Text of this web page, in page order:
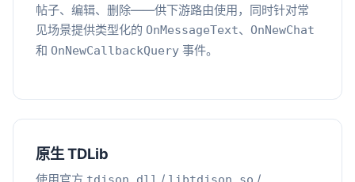
帖子、编辑、删除——供下游路由使用，同时针对常
见场景提供类型化的 OnMessageText、 OnNewChat
和 OnNewCallbackQuery 事件。
原生 TDLib